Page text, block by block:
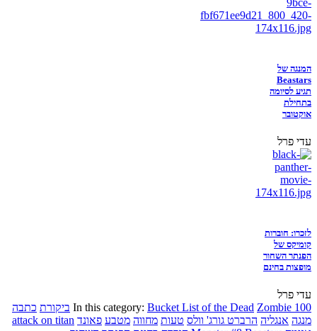
המנגה של
Beastars
תגיע לסיומה
בתחילת
אוקטובר
עדי פרל
לזכרו: חוברות
קומיקס של
הפנתר השחור
מופצות בחינם
עדי פרל
In this category: Bucket List of the Dead Zombie 100 ביקורת כתבה
מנגה אנגליה הרברט גורג' וולס טעות מחווה מטבע פאונד attack on titan